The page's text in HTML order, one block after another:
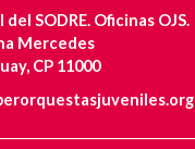
SODRE. Oficinas OJS.
Mercedes
CP 11000